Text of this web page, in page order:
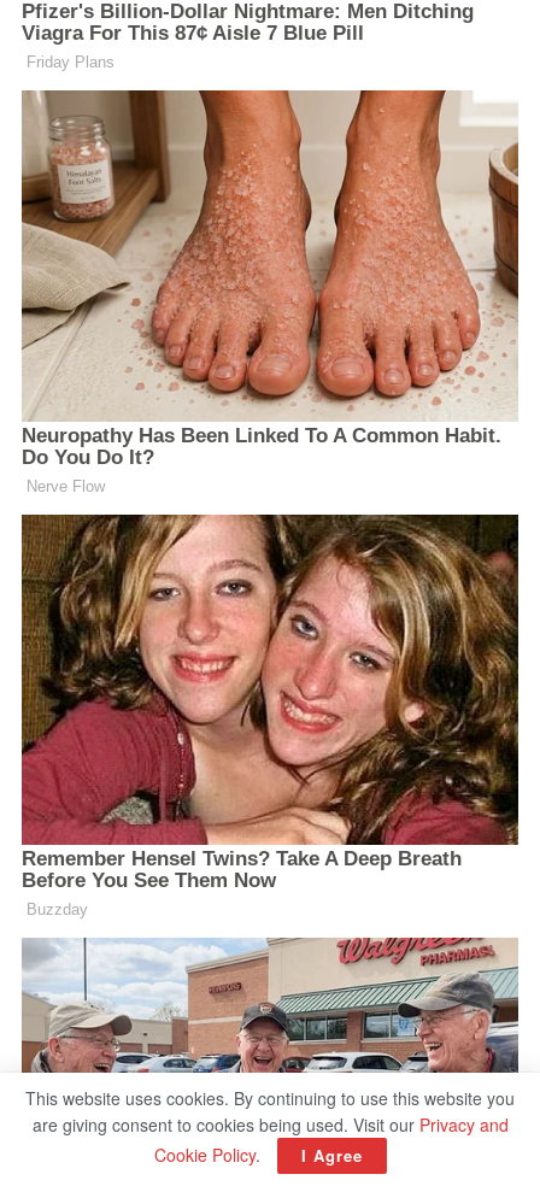
This website uses cookies. By continuing to use this website you
are giving consent to cookies being used. Visit our Privacy and
Cookie Policy. I Agree